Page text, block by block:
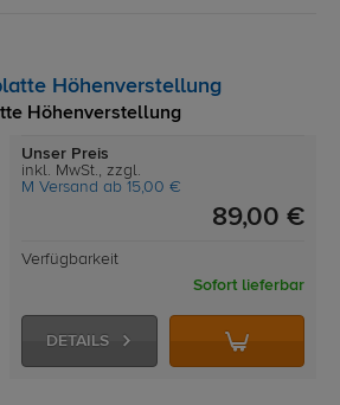
Höhenverstellung
Höhenverstellung
Unser Preis
inkl. MwSt., zzgl.
M Versand ab 15,00 €
89,00 €
Verfügbarkeit
Sofort lieferbar
DETAILS